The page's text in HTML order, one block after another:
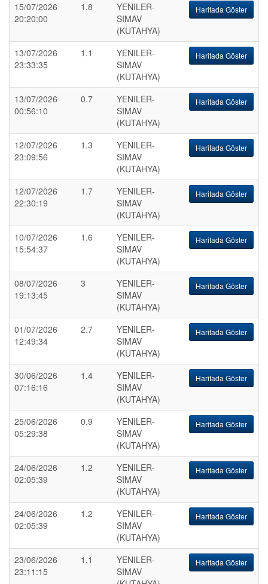
15/07/2026
20:20:00
1.8
YENILER-
SIMAV
(KUTAHYA)
Haritada Göster
13/07/2026
23:33:35
1.1
YENILER-
SIMAV
(KUTAHYA)
Haritada Göster
13/07/2026
00:56:10
0.7
YENILER-
SIMAV
(KUTAHYA)
Haritada Göster
12/07/2026
23:09:56
1.3
YENILER-
SIMAV
(KUTAHYA)
Haritada Göster
12/07/2026
22:30:19
1.7
YENILER-
SIMAV
(KUTAHYA)
Haritada Göster
10/07/2026
15:54:37
1.6
YENILER-
SIMAV
(KUTAHYA)
Haritada Göster
08/07/2026
19:13:45
3
YENILER-
SIMAV
(KUTAHYA)
Haritada Göster
01/07/2026
12:49:34
2.7
YENILER-
SIMAV
(KUTAHYA)
Haritada Göster
30/06/2026
07:16:16
1.4
YENILER-
SIMAV
(KUTAHYA)
Haritada Göster
25/06/2026
05:29:38
0.9
YENILER-
SIMAV
(KUTAHYA)
Haritada Göster
24/06/2026
02:05:39
1.2
YENILER-
SIMAV
(KUTAHYA)
Haritada Göster
24/06/2026
02:05:39
1.2
YENILER-
SIMAV
(KUTAHYA)
Haritada Göster
23/06/2026
23:11:15
1.1
YENILER-
SIMAV
Haritada Göster